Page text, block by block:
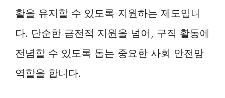
활을 유지할 수 있도록 지원하는 제도입니
다. 단순한 금전적 지원을 넘어, 구직 활동에
전념할 수 있도록 돕는 중요한 사회 안전망
역할을 합니다.